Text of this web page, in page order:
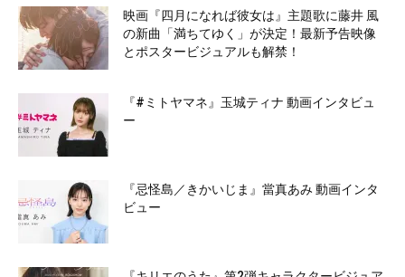
映画『四月になれば彼女は』主題歌に藤井 風
の新曲「満ちてゆく」が決定！最新予告映像
とポスタービジュアルも解禁！
『#ミトヤマネ』玉城ティナ 動画インタビュ
ー
『忌怪島／きかいじま』當真あみ 動画インタ
ビュー